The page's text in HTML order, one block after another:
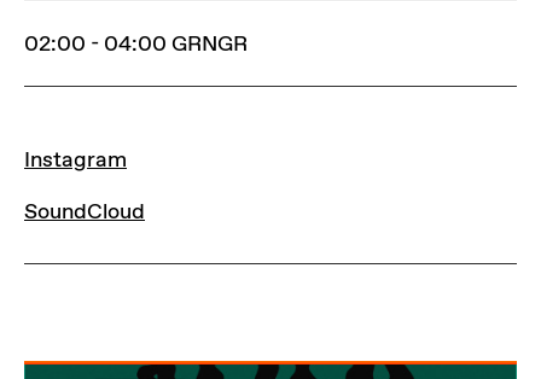
02:00 - 04:00 GRNGR
LINKS
Instagram
SoundCloud